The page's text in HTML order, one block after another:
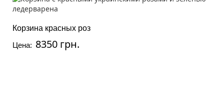
Корзина красных роз
Цена: 8350 грн.